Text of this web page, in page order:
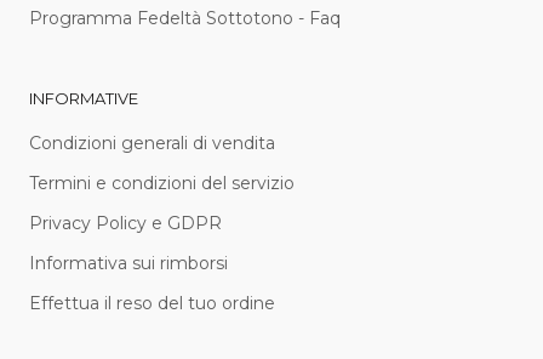
Programma Fedeltà Sottotono - Faq
INFORMATIVE
Condizioni generali di vendita
Termini e condizioni del servizio
Privacy Policy e GDPR
Informativa sui rimborsi
Effettua il reso del tuo ordine